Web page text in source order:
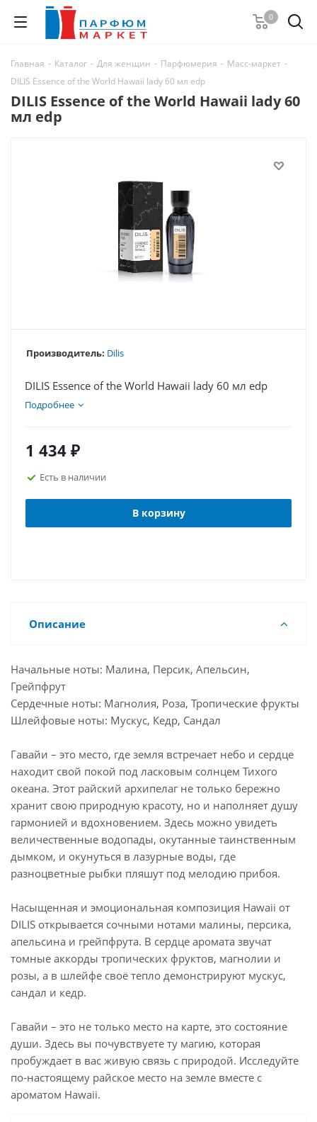
0
Главная - Каталог - Для женщин - Парфюмерия - Масс-маркет -
DILIS Essence of the World Hawaii lady 60 мл edp
DILIS Essence of the World Hawaii lady 60
мл edp
Производитель: Dilis
DILIS Essence of the World Hawaii lady 60 мл edp
Подробнее
1 434 ₽
Есть в наличии
В корзину
Описание
Начальные ноты: Малина, Персик, Апельсин,
Грейпфрут
Сердечные ноты: Магнолия, Роза, Тропические фрукты
Шлейфовые ноты: Мускус, Кедр, Сандал
Гавайи – это место, где земля встречает небо и сердце
находит свой покой под ласковым солнцем Тихого
океана. Этот райский архипелаг не только бережно
хранит свою природную красоту, но и наполняет душу
гармонией и вдохновением. Здесь можно увидеть
величественные водопады, окутанные таинственным
дымком, и окунуться в лазурные воды, где
разноцветные рыбки пляшут под мелодию прибоя.
Насыщенная и эмоциональная композиция Hawaii от
DILIS открывается сочными нотами малины, персика,
апельсина и грейпфрута. В сердце аромата звучат
томные аккорды тропических фруктов, магнолии и
розы, а в шлейфе своё тепло демонстрируют мускус,
сандал и кедр.
Гавайи – это не только место на карте, это состояние
души. Здесь вы почувствуете ту магию, которая
пробуждает в вас живую связь с природой. Исследуйте
по-настоящему райское место на земле вместе с
ароматом Hawaii.